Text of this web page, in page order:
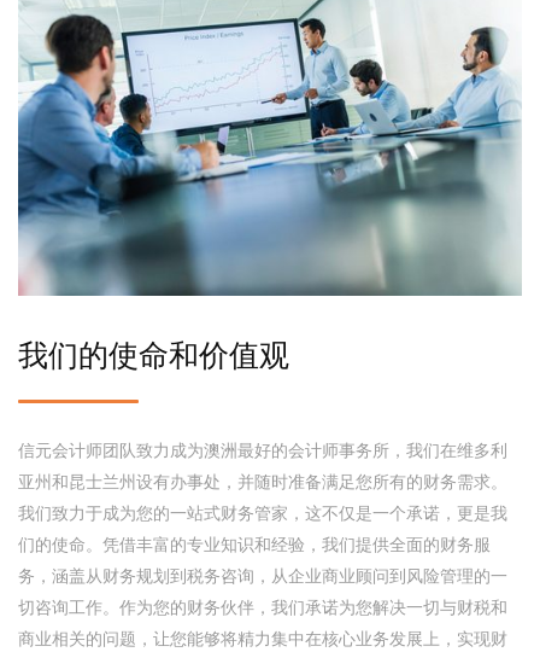
我们的使命和价值观
信元会计师团队致力成为澳洲最好的会计师事务所，我们在维多利
亚州和昆士兰州设有办事处，并随时准备满足您所有的财务需求。
我们致力于成为您的一站式财务管家，这不仅是一个承诺，更是我
们的使命。凭借丰富的专业知识和经验，我们提供全面的财务服
务，涵盖从财务规划到税务咨询，从企业商业顾问到风险管理的一
切咨询工作。作为您的财务伙伴，我们承诺为您解决一切与财税和
商业相关的问题，让您能够将精力集中在核心业务发展上，实现财